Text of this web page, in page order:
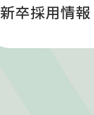
新卒採用情報